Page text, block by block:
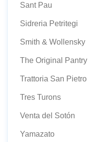
Sant Pau
Sidreria Petritegi
Smith & Wollensky
The Original Pantry
Trattoria San Pietro
Tres Turons
Venta del Sotón
Yamazato